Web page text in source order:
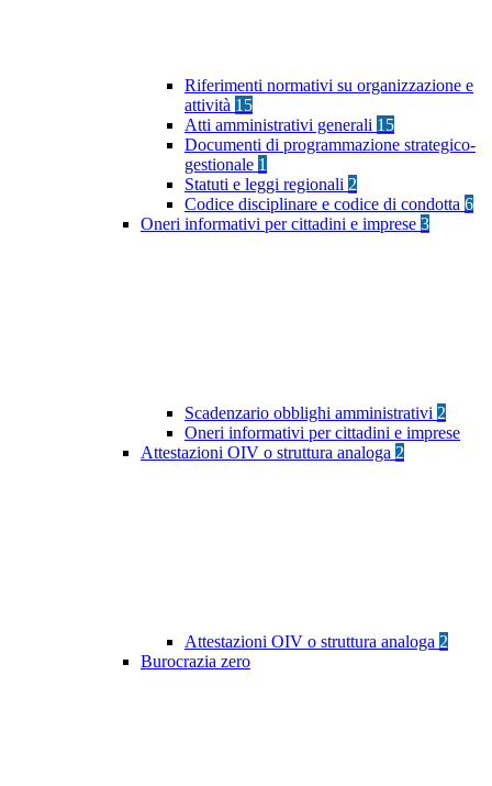
Riferimenti normativi su organizzazione e
attività 15
Atti amministrativi generali 15
Documenti di programmazione strategico-
gestionale 1
Statuti e leggi regionali 2
Codice disciplinare e codice di condotta 6
Oneri informativi per cittadini e imprese 3
Scadenzario obblighi amministrativi 2
Oneri informativi per cittadini e imprese
Attestazioni OIV o struttura analoga 2
Attestazioni OIV o struttura analoga 2
Burocrazia zero